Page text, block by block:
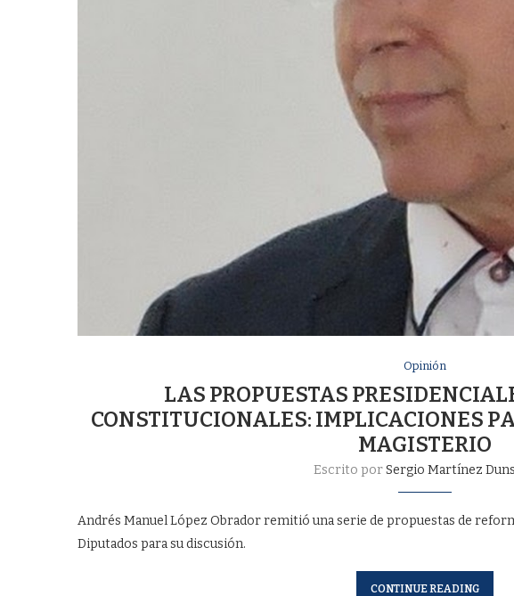
Opinión
LAS PROPUESTAS
CONSTITUCIONALES: IMPLICACIONES
MAGISTERIO
Escrito porSergio Martínez
Andrés Manuel López Obrador remitió una serie de propuestas de
Diputados para su discusión.
CONTINUE READING